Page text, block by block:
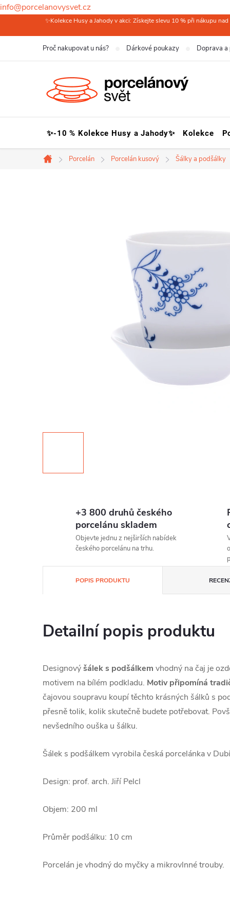
info@porcelanovysvet.cz
na
✨Kolekce Husy a Jahody v akci: Získejte slevu 10 % při nákupu
Proč nakupovat u nás? Dárkové poukazy Doprava a
✨-10 % Kolekce Husy a Jahody✨ Kolekce
Domů
Porcelán Porcelán kusový Šálky a podšálky
+3 800 druhů českého
porcelánu skladem
Objevte jednu z nejširších nabídek
českého porcelánu na trhu.
POPIS PRODUKTU
Detailní popis produktu
Designovýšálek s podšálkem vhodný na čaj je
motivem na bílém podkladu. Motiv připomíná
čajovou soupravu koupí těchto krásných šálků s
přesně tolik, kolik skutečně budete potřebovat.
nevšedního ouška u šálku.
Šálek s podšálkem vyrobila česká porcelánka v
Design: prof. arch. Jiří Pelcl
Objem: 200 ml
Průměr podšálku: 10 cm
Porcelán je vhodný do myčky a mikrovlnné trouby.